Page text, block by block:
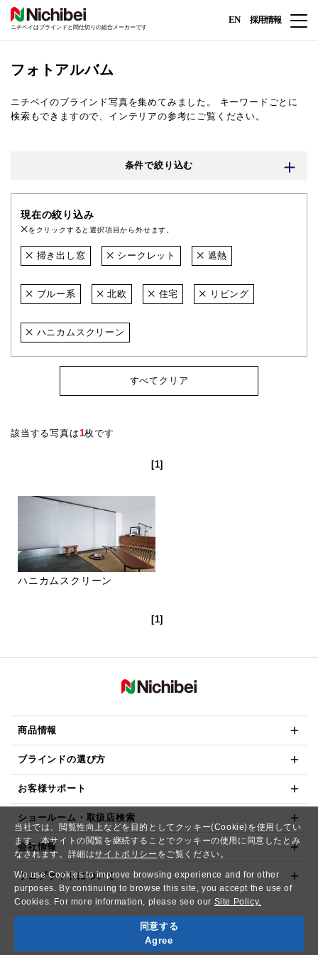
当社では、閲覧性向上などを目的としてクッキー(Cookie)を使用してい
ます。本サイトの閲覧を継続することでクッキーの使用に同意したとみ
なされます。詳細はサイトポリシー をご覧ください。
We use Cookies to improve browsing experience and for other
purposes. By continuing to browse this site, you accept the use of
Cookies. For more information, please see our Site Policy.
同意する
Agree
ニチベイはブラインドと間仕切りの総合メーカーです
EN 採用情報
フォトアルバム
ニチベイのブラインド写真を集めてみました。
キーワードごとに
検索もできますので、インテリアの参考にご覧ください。
条件で絞り込む
現在の絞り込み
をクリックすると選択項目から外せます。
掃き出し窓 シークレット 遮熱
ブルー系 北欧 住宅 リビング
ハニカムスクリーン
すべてクリア
該当する写真は1枚です
[1]
ハニカムスクリーン
[1]
商品情報
ブラインドの選び方
お客様サポート
ショールーム・取扱店検索
会社情報
ウェブサイトについて
Copyright© NICHIBEI CO.,LTD. All Rights Reserved.